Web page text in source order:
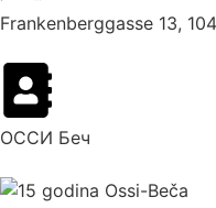
Frankenberggasse 13,
ОССИ Беч